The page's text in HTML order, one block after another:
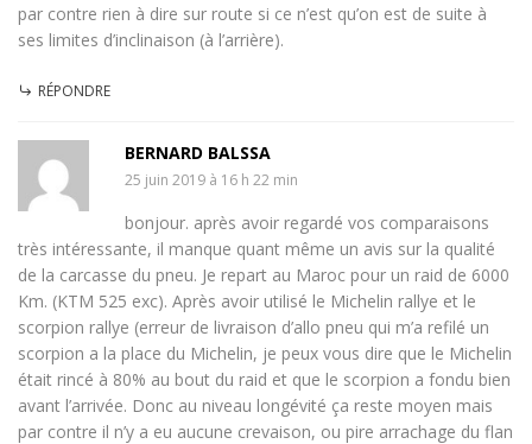
par contre rien à dire sur route si ce n’est qu’on est de suite à
ses limites d’inclinaison (à l’arrière).
RÉPONDRE
BERNARD BALSSA
25 juin 2019 à 16 h 22 min
bonjour. après avoir regardé vos comparaisons
très intéressante, il manque quant même un avis sur la qualité
de la carcasse du pneu. Je repart au Maroc pour un raid de 6000
Km. (KTM 525 exc). Après avoir utilisé le Michelin rallye et le
scorpion rallye (erreur de livraison d’allo pneu qui m’a refilé un
scorpion a la place du Michelin, je peux vous dire que le Michelin
était rincé à 80% au bout du raid et que le scorpion a fondu bien
avant l’arrivée. Donc au niveau longévité ça reste moyen mais
par contre il n’y a eu aucune crevaison, ou pire arrachage du flan